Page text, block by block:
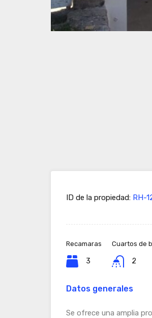
ID de la propiedad: RH-
Recamaras
3
Cuartos de
2
Datos generales
Se ofrece una amplia